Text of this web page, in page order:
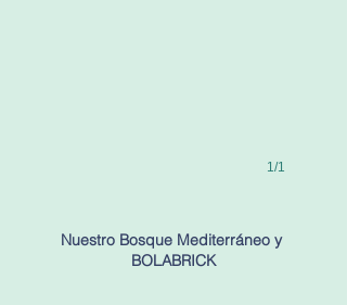
1/1
Nuestro Bosque Mediterráneo y
BOLABRICK